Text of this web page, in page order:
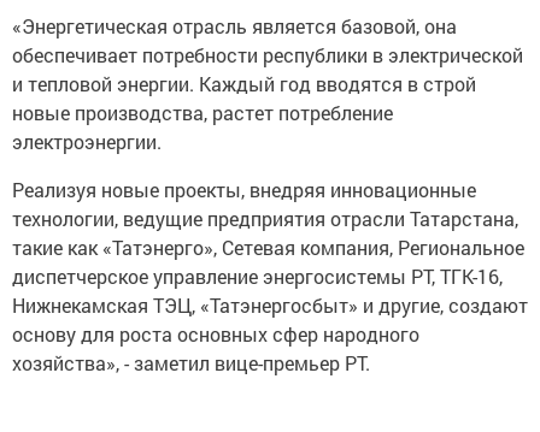
«Энергетическая отрасль является базовой, она
обеспечивает потребности республики в электрической
и тепловой энергии. Каждый год вводятся в строй
новые производства, растет потребление
электроэнергии.
Реализуя новые проекты, внедряя инновационные
технологии, ведущие предприятия отрасли Татарстана,
такие как «Татэнерго», Сетевая компания, Региональное
диспетчерское управление энергосистемы РТ, ТГК-16,
Нижнекамская ТЭЦ, «Татэнергосбыт» и другие, создают
основу для роста основных сфер народного
хозяйства», - заметил вице-премьер РТ.